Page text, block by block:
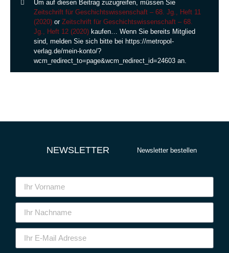
Um auf diesen Beitrag zuzugreifen, müssen Sie
Zeitschrift für Geschichtswissenschaft – 68. Jg., Heft 11
(2020)or Zeitschrift für Geschichtswissenschaft – 68.
Jg., Heft 12 (2020)kaufen… Wenn Sie bereits Mitglied
sind, melden Sie sich bitte bei https://metropol-
verlag.de/mein-konto/?
wcm_redirect_to=page&wcm_redirect_id=24603 an.
NEWSLETTER Newsletter bestellen